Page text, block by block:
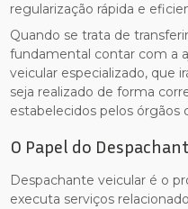
regularização rápida e
Quando se trata de
fundamental contar com a
veicular especializado, que
seja realizado de forma
estabelecidos pelos órgãos
O Papel do
Despachante veicular é o
executa serviços